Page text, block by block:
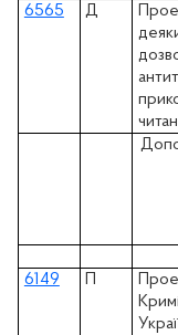
6565
Д
6149